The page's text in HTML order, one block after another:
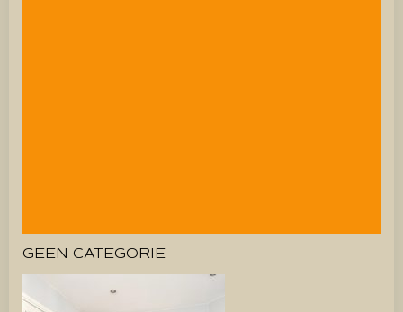
GEEN CATEGORIE